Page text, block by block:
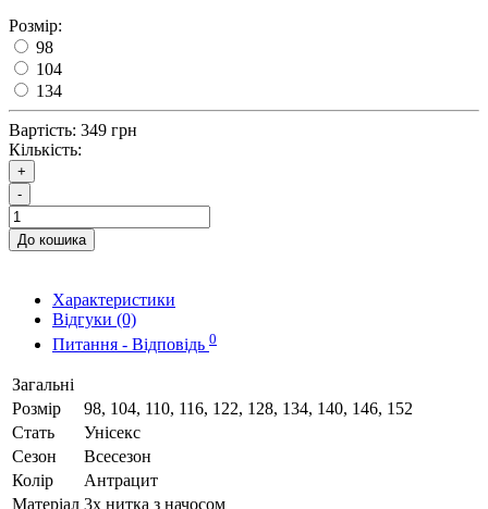
Розмір:
98
104
134
Вартість: 349 грн
Кількість:
+
-
До кошика
Характеристики
Відгуки (0)
Питання - Відповідь 0
Загальні
Розмір
98, 104, 110, 116, 122, 128, 134, 140, 146, 152
Стать
Унісекс
Сезон
Всесезон
Колір
Антрацит
Матеріал 3х нитка з начосом